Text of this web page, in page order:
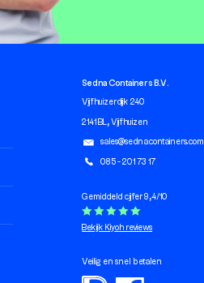
Sedna Containers B.V.
Vijfhuizerdijk 240
2141 BL, Vijfhuizen
sales@sednacontainers.com
085 - 201 73 17
Gemiddeld cijfer 9,4/10
Bekijk Kiyoh reviews
Veilig en snel betalen